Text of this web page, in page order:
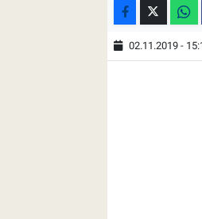
02.11.2019 -